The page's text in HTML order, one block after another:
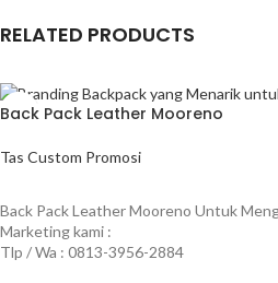
RELATED PRODUCTS
Back Pack Leather Mooreno
Tas Custom Promosi
Back Pack Leather Mooreno Untuk
Marketing kami :
Tlp / Wa : 0813-3956-2884